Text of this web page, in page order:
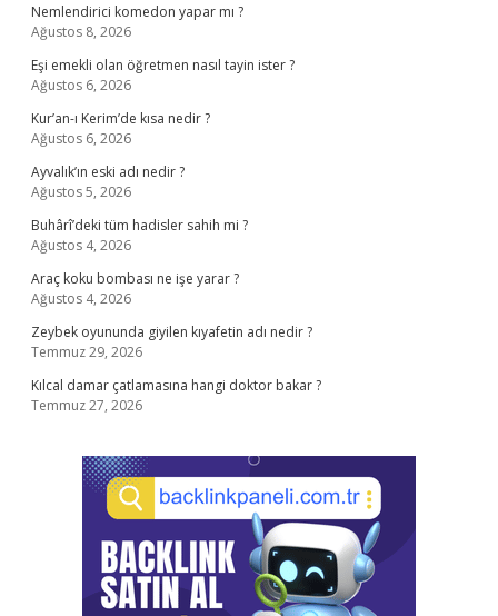
Nemlendirici komedon yapar mı ?
Ağustos 8, 2026
Eşi emekli olan öğretmen nasıl tayin ister ?
Ağustos 6, 2026
Kur’an-ı Kerim’de kısa nedir ?
Ağustos 6, 2026
Ayvalık’ın eski adı nedir ?
Ağustos 5, 2026
Buhârî’deki tüm hadisler sahih mi ?
Ağustos 4, 2026
Araç koku bombası ne işe yarar ?
Ağustos 4, 2026
Zeybek oyununda giyilen kıyafetin adı nedir ?
Temmuz 29, 2026
Kılcal damar çatlamasına hangi doktor bakar ?
Temmuz 27, 2026